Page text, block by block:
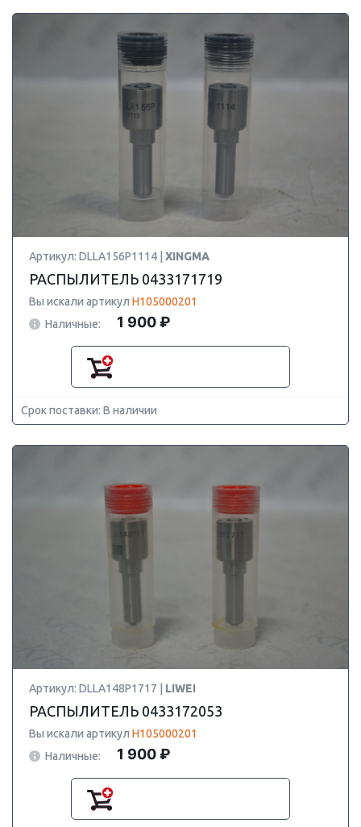
Артикул: DLLA156P1114 | XINGMA
РАСПЫЛИТЕЛЬ 0433171719
Вы искали артикул H105000201
Наличные:
1 900 ₽
Срок поставки: В наличии
Артикул: DLLA148P1717 | LIWEI
РАСПЫЛИТЕЛЬ 0433172053
Вы искали артикул H105000201
Наличные:
1 900 ₽